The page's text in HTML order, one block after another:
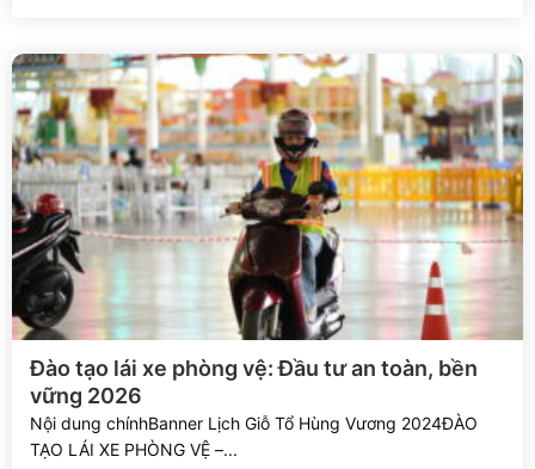
Xem chi tiết
Đào tạo lái xe phòng vệ: Đầu tư an toàn, bền
vững 2026
Nội dung chínhBanner Lịch Giỗ Tổ Hùng Vương 2024ĐÀO
TẠO LÁI XE PHÒNG VỆ –...